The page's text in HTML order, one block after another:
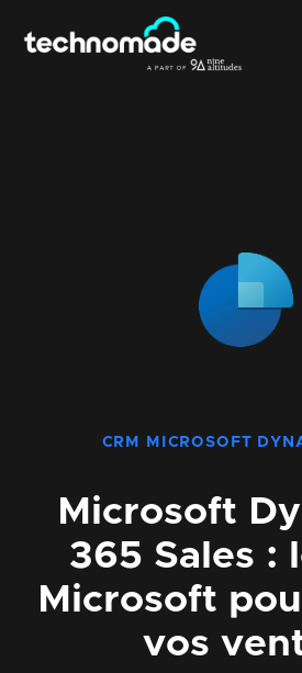
CRM MICROSOFT
Microsoft
365 Sales :
Microsoft
vos